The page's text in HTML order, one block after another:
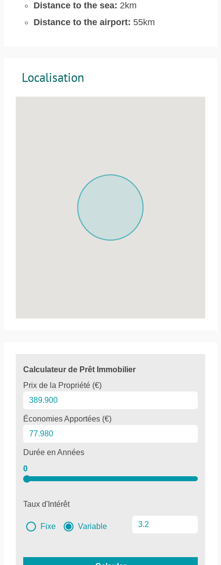
Distance to the sea: 2km
Distance to the airport: 55km
Localisation
Calculateur de Prêt Immobilier
Prix de la Propriété (€)
Économies Apportées (€)
Durée en Années
0
Taux d'Intérêt
Fixe Variable